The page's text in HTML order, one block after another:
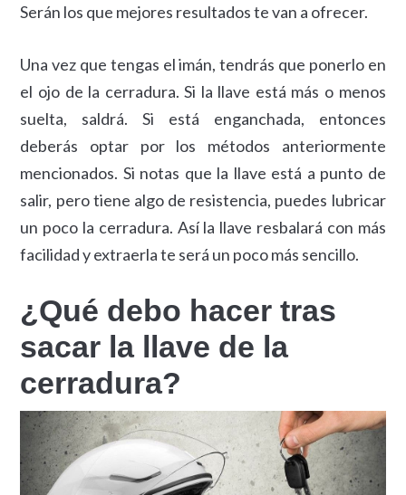
Serán los que mejores resultados te van a ofrecer.
Una vez que tengas el imán, tendrás que ponerlo en
el ojo de la cerradura. Si la llave está más o menos
suelta, saldrá. Si está enganchada, entonces
deberás optar por los métodos anteriormente
mencionados. Si notas que la llave está a punto de
salir, pero tiene algo de resistencia, puedes lubricar
un poco la cerradura. Así la llave resbalará con más
facilidad y extraerla te será un poco más sencillo.
¿Qué debo hacer tras
sacar la llave de la
cerradura?